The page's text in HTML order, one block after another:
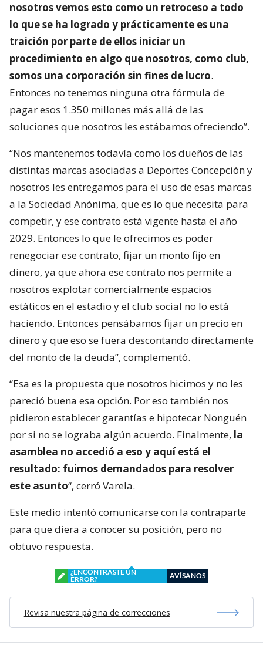
nosotros vemos esto como un retroceso a todo
lo que se ha logrado y prácticamente es una
traición por parte de ellos iniciar un
procedimiento en algo que nosotros, como club,
somos una corporación sin fines de lucro.
Entonces no tenemos ninguna otra fórmula de
pagar esos 1.350 millones más allá de las
soluciones que nosotros les estábamos ofreciendo”.
“Nos mantenemos todavía como los dueños de las
distintas marcas asociadas a Deportes Concepción y
nosotros les entregamos para el uso de esas marcas
a la Sociedad Anónima, que es lo que necesita para
competir, y ese contrato está vigente hasta el año
2029. Entonces lo que le ofrecimos es poder
renegociar ese contrato, fijar un monto fijo en
dinero, ya que ahora ese contrato nos permite a
nosotros explotar comercialmente espacios
estáticos en el estadio y el club social no lo está
haciendo. Entonces pensábamos fijar un precio en
dinero y que eso se fuera descontando directamente
del monto de la deuda”, complementó.
“Esa es la propuesta que nosotros hicimos y no les
pareció buena esa opción. Por eso también nos
pidieron establecer garantías e hipotecar Nonguén
por si no se lograba algún acuerdo. Finalmente, la
asamblea no accedió a eso y aquí está el
resultado: fuimos demandados para resolver
este asunto“, cerró Varela.
Este medio intentó comunicarse con la contraparte
para que diera a conocer su posición, pero no
obtuvo respuesta.
¿ENCONTRASTE UN
ERROR?
AVÍSANOS
Revisa nuestra página de correcciones